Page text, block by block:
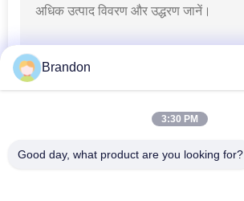
Brandon
3:30 PM
Good day, what product are you looking for?